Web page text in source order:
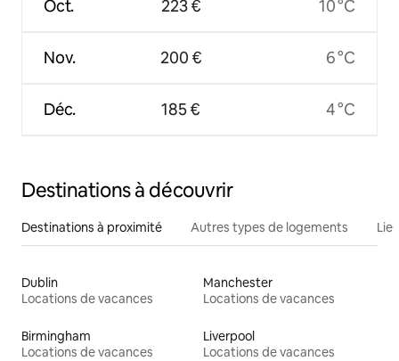
Oct.
Nov.
Déc.
223 €
200 €
185 €
10 °C
6 °C
4 °C
Destinations à découvrir
Destinations à proximité Autres types de logements
Dublin
Locations de vacances
Manchester
Locations de vacances
Birmingham
Locations de vacances
Liverpool
Locations de vacances